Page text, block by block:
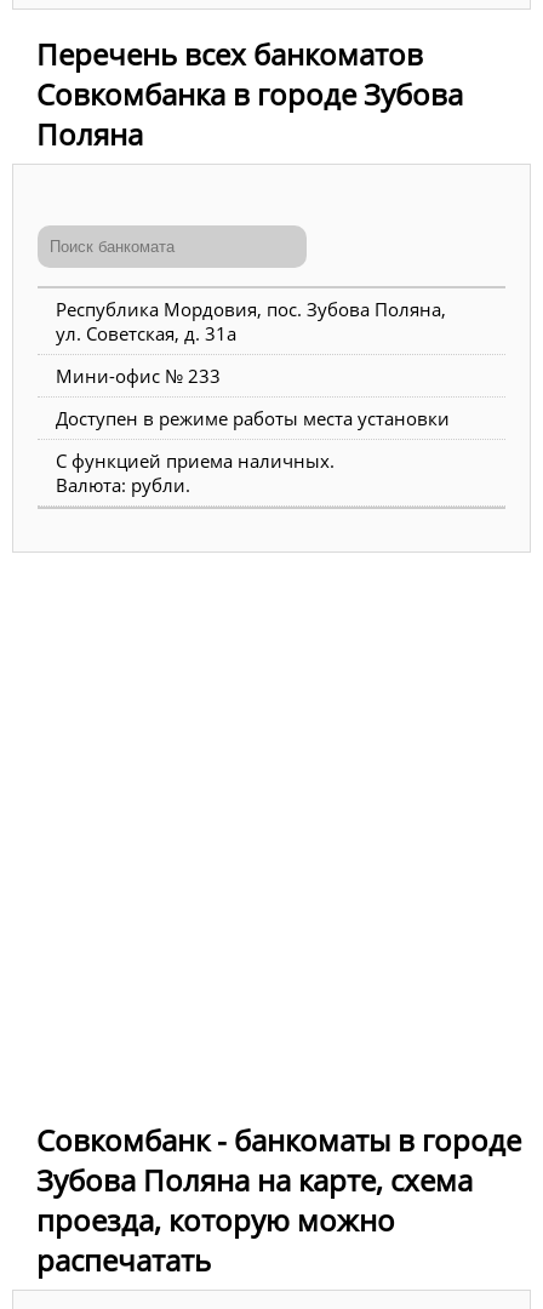
Перечень всех банкоматов
Совкомбанка в городе Зубова
Поляна
Республика Мордовия, пос. Зубова Поляна,
ул. Советская, д. 31а
Мини-офис № 233
Доступен в режиме работы места установки
С функцией приема наличных.
Валюта: рубли.
Совкомбанк - банкоматы в городе
Зубова Поляна на карте, схема
проезда, которую можно
распечатать